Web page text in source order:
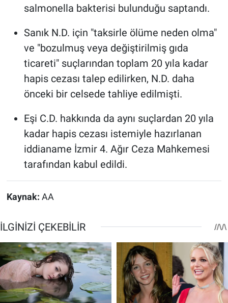
salmonella bakterisi bulunduğu saptandı.
Sanık N.D. için "taksirle ölüme neden olma"
ve "bozulmuş veya değiştirilmiş gıda
ticareti" suçlarından toplam 20 yıla kadar
hapis cezası talep edilirken, N.D. daha
önceki bir celsede tahliye edilmişti.
Eşi C.D. hakkında da aynı suçlardan 20 yıla
kadar hapis cezası istemiyle hazırlanan
iddianame İzmir 4. Ağır Ceza Mahkemesi
tarafından kabul edildi.
Kaynak: AA